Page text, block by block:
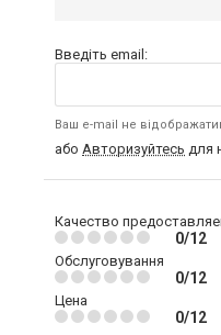
Введіть email:
Ваш e-mail не
або Авторизуйтесь для
Качество
0/12
Обслуговування
0/12
Цена
0/12